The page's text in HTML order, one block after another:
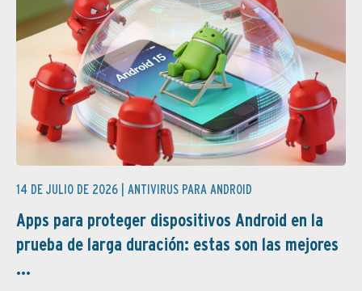
14 DE JULIO DE 2026 | ANTIVIRUS PARA ANDROID
Apps para proteger dispositivos Android en la
prueba de larga duración: estas son las mejores
...